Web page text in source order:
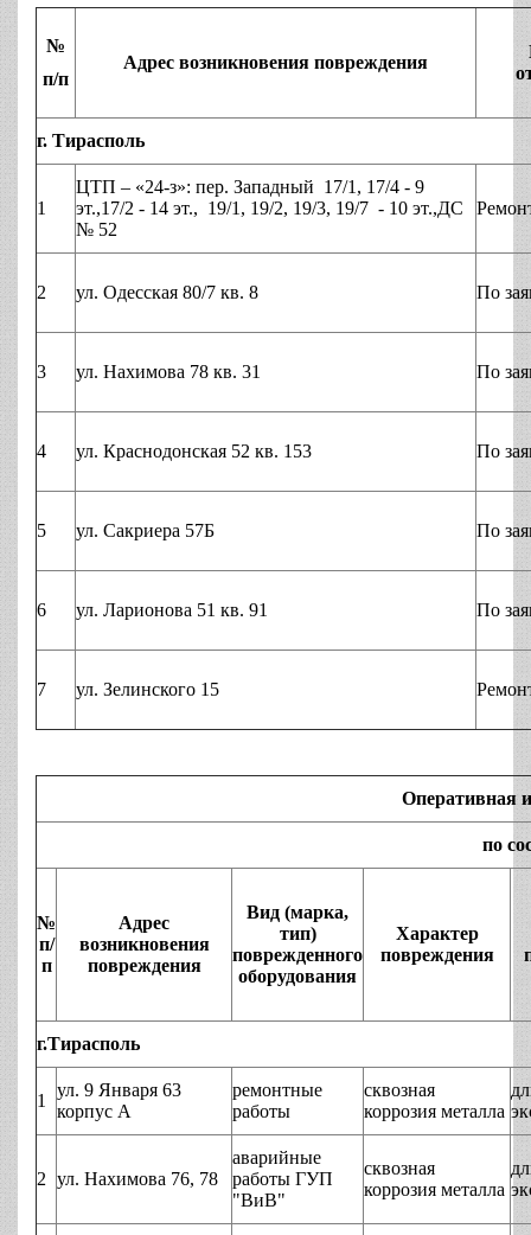
№
п/п
Адрес возникновения повреждения
г. Тирасполь
1
ЦТП – «24-з»: пер. Западный 17/1, 17/4 - 9
эт.,17/2 - 14 эт., 19/1, 19/2, 19/3, 19/7 - 10 эт.,ДС
№ 52
2 ул. Одесская 80/7 кв. 8 По
3 ул. Нахимова 78 кв. 31 По
4 ул. Краснодонская 52 кв. 153 По
5 ул. Сакриера 57Б По
6 ул. Ларионова 51 кв. 91 По
7 ул. Зелинского 15
Оперативная
по
№
п/
п
Адрес
возникновения
повреждения
Вид (марка,
тип)
поврежденного
оборудования
Характер
повреждения
г.Тирасполь
1
ул. 9 Января 63
корпус А
ремонтные
работы
сквозная
коррозия металла
2 ул. Нахимова 76, 78
аварийные
работы ГУП
"ВиВ"
сквозная
коррозия металла